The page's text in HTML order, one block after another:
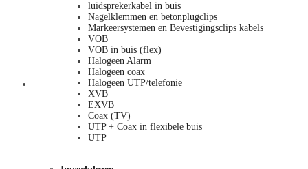
Mijn account
luidsprekerkabel in buis
Nagelklemmen en betonplugclips
Markeersystemen en Bevestigingsclips kabels
VOB
VOB in buis (flex)
Halogeen Alarm
Halogeen coax
Halogeen UTP/telefonie
XVB
EXVB
Coax (TV)
UTP + Coax in flexibele buis
UTP